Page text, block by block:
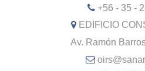
+56 - 35 -
EDIFICIO
Av. Ramón